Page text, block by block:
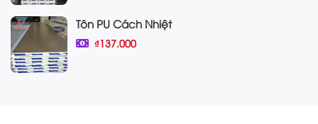
Tôn PU Cách Nhiệt
₫137.000